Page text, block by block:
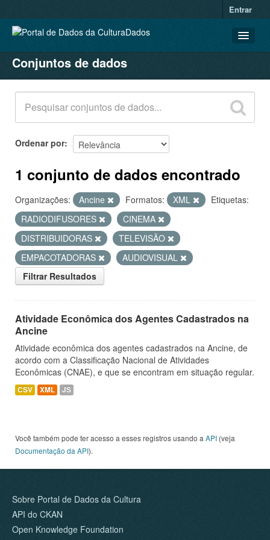
Entrar
CONJUNTOS DE DADOS
ORGANIZAÇÕES
GRUPOS
SOBRE
Conjuntos de dados
Ordenar por
1 conjunto de dados encontrado
Organizações: Ancine Formatos: XML
Etiquetas:
RADIODIFUSORES
CINEMA
DISTRIBUIDORAS
TELEVISÃO
EMPACOTADORAS
AUDIOVISUAL
Filtrar Resultados
Atividade Econômica dos Agentes Cadastrados na
Ancine
Atividade econômica dos agentes cadastrados na Ancine, de
acordo com a Classificação Nacional de Atividades
Econômicas (CNAE), e que se encontram em situação regular.
CSV XML JS
Você também pode ter acesso a esses registros usando a API (veja
Documentação da API).
Sobre Portal de Dados da Cultura
API do CKAN
Open Knowledge Foundation